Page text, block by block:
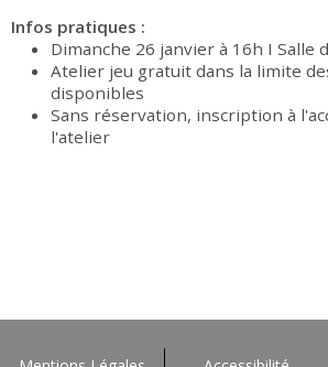
Infos pratiques :
Dimanche 26 janvier à 16h I Salle
Atelier jeu gratuit dans la limite
disponibles
Sans réservation, inscription à
l'atelier